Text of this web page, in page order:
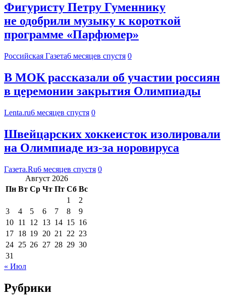
Фигуристу Петру Гуменнику
не одобрили музыку к короткой
программе «Парфюмер»
Российская Газета6 месяцев спустя 0
В МОК рассказали об участии россиян
в церемонии закрытия Олимпиады
Lenta.ru6 месяцев спустя 0
Швейцарских хоккеисток изолировали
на Олимпиаде из-за норовируса
Газета.Ru6 месяцев спустя 0
Август 2026
Пн Вт Ср Чт Пт Сб Вс
1
2
3
4 5 6 7 8
9
10 11 12 13 14 15 16
17 18 19 20 21 22 23
24 25 26 27 28 29 30
31
« Июл
Рубрики